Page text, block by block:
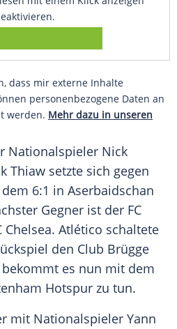
dass mir externe Inhalte
personenbezogene Daten an
werden. Mehr dazu in unseren
Nationalspieler Nick
Thiaw setzte sich gegen
6:1 in Aserbaidschan
Gegner ist der FC
Chelsea. Atlético schaltete
den Club Brügge
es nun mit dem
Hotspur zu tun.
mit Nationalspieler Yann